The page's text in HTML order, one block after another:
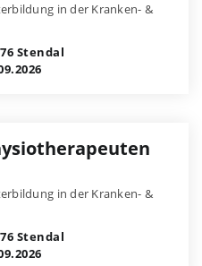
in der Kranken- &
Stendal
in der Kranken- &
Stendal